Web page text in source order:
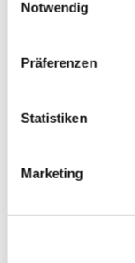
Notwendig
Präferenzen
Statistiken
Marketing
St. Bernard
beim
Priorität sollte
„Wir möchten
nichts von